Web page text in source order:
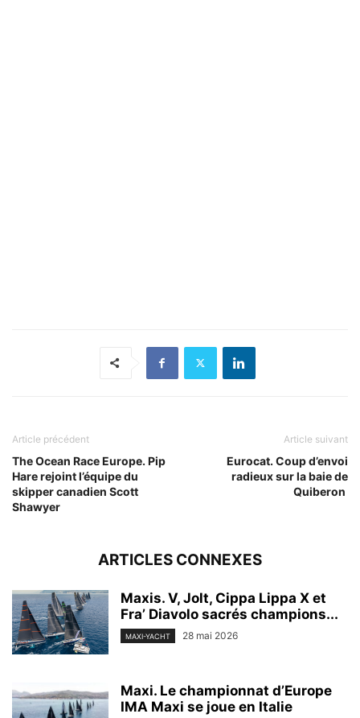
Article précédent
The Ocean Race Europe. Pip
Hare rejoint l’équipe du
skipper canadien Scott
Shawyer
Article suivant
Eurocat. Coup d’envoi
radieux sur la baie de
Quiberon
ARTICLES CONNEXES
Maxis. V, Jolt, Cippa Lippa X et
Fra’ Diavolo sacrés champions...
MAXI-YACHT 28 mai 2026
Maxi. Le championnat d’Europe
IMA Maxi se joue en Italie